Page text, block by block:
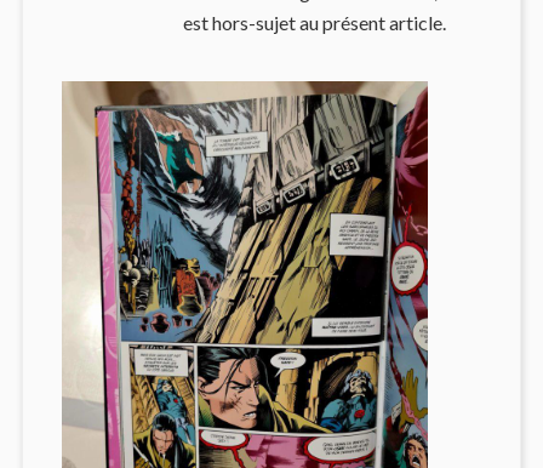
est hors-sujet au présent article.